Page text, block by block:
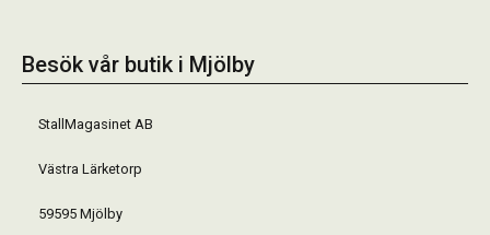
Besök vår butik i Mjölby
StallMagasinet AB
Västra Lärketorp
59595 Mjölby